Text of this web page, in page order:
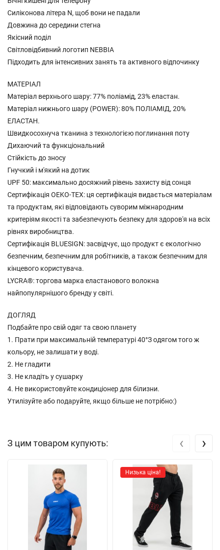
Силіконова літера N, щоб вони не падали
Довжина до середини стегна
Якісний поділ
Світловідбивний логотип NEBBIA
Підходить для інтенсивних занять та активного відпочинку
МАТЕРІАЛ
Матеріал верхнього шару: 77% поліамід, 23% еластан.
Матеріал нижнього шару (POWER): 80% ПОЛІАМІД, 20%
ЕЛАСТАН.
Швидкосохнуча тканина з технологією поглинання поту
Дихаючий та функціональний
Стійкість до зносу
Гнучкий і м'який на дотик
UPF 50: максимально досяжний рівень захисту від сонця
Сертифікація OEKO-TEX: ця сертифікація видається матеріалам
та продуктам, які відповідають суворим міжнародним
критеріям якості та забезпечують безпеку для здоров'я на всіх
рівнях виробництва.
Сертифікація BLUESIGN: засвідчує, що продукт є екологічно
безпечним, безпечним для робітників, а також безпечним для
кінцевого користувача.
LYCRA®: торгова марка еластанового волокна
найпопулярнішого бренду у світі.
ДОГЛЯД
Подбайте про свій одяг та свою планету
1. Прати при максимальній температурі 40°З одягом того ж
кольору, не залишати у воді.
2. Не гладити
3. Не кладіть у сушарку
4. Не використовуйте кондиціонер для білизни.
Утилізуйте або подаруйте, якщо більше не потрібно:)
З цим товаром купують:
Низька ціна!
‹ ›